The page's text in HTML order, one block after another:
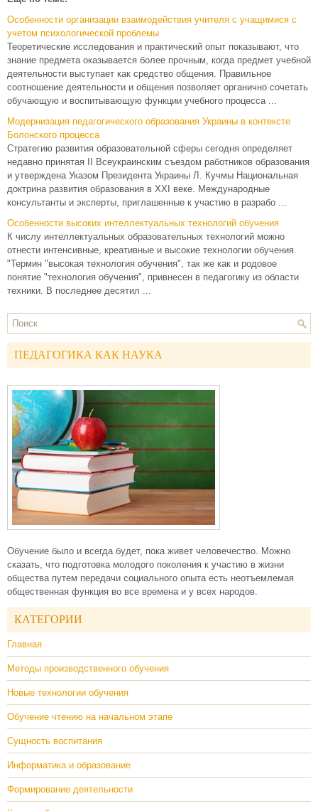
Особенности организации взаимодействия учителя с учащимися с
учетом психологической проблемы
Теоретические исследования и практический опыт показывают, что
знание предмета оказывается более прочным, когда предмет учебной
деятельности выступает как средство общения. Правильное
соотношение деятельности и общения позволяет органично сочетать
обучающую и воспитывающую функции учебного процесса ...
Модернизация педагогического образования Украины в контексте
Болонского процесса
Стратегию развития образовательной сферы сегодня определяет
недавно принятая II Всеукраинским съездом работников образования
и утверждена Указом Президента Украины Л. Кучмы Национальная
доктрина развития образования в ХХI веке. Международные
консультанты и эксперты, приглашенные к участию в разрабо ...
Особенности высоких интеллектуальных технологий обучения
К числу интеллектуальных образовательных технологий можно
отнести интенсивные, креативные и высокие технологии обучения.
"Термин "высокая технология обучения", так же как и родовое
понятие "технология обучения", привнесен в педагогику из области
техники. В последнее десятил ...
ПЕДАГОГИКА КАК НАУКА
Обучение было и всегда будет, пока живет человечество. Можно
сказать, что подготовка молодого поколения к участию в жизни
общества путем передачи социального опыта есть неотъемлемая
общественная функция во все времена и у всех народов.
КАТЕГОРИИ
Главная
Методы производственного обучения
Новые технологии обучения
Обучение чтению на начальном этапе
Сущность воспитания
Информатика и образование
Формирование деятельности